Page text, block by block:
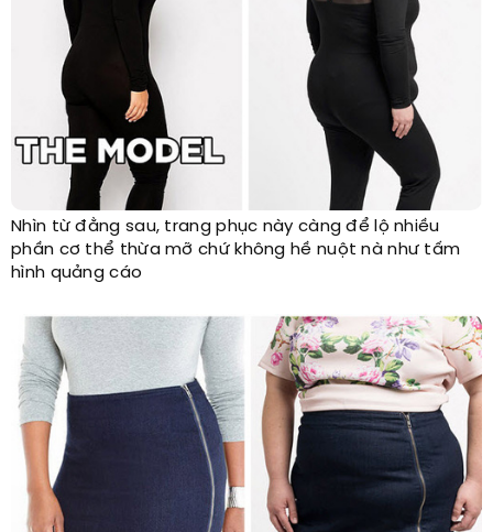
Nhìn từ đằng sau, trang phục này càng để lộ nhiều
phần cơ thể thừa mỡ chứ không hề nuột nà như tấm
hình quảng cáo